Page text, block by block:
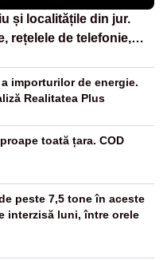
și localitățile din jur.
rețelele de telefonie,
importurilor de energie.
Realitatea Plus
toată țara. COD
peste 7,5 tone în aceste
interzisă luni, între orele